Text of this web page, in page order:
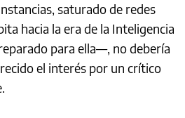
saturado de redes
hacia la era de la Inteligencia
para ella—, no debería
el interés por un crítico